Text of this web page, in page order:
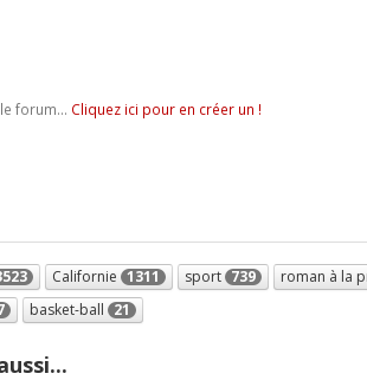
forum... Cliquez ici pour en créer un !
Californie 1311 sport 739 roman à la
basket-ball 21